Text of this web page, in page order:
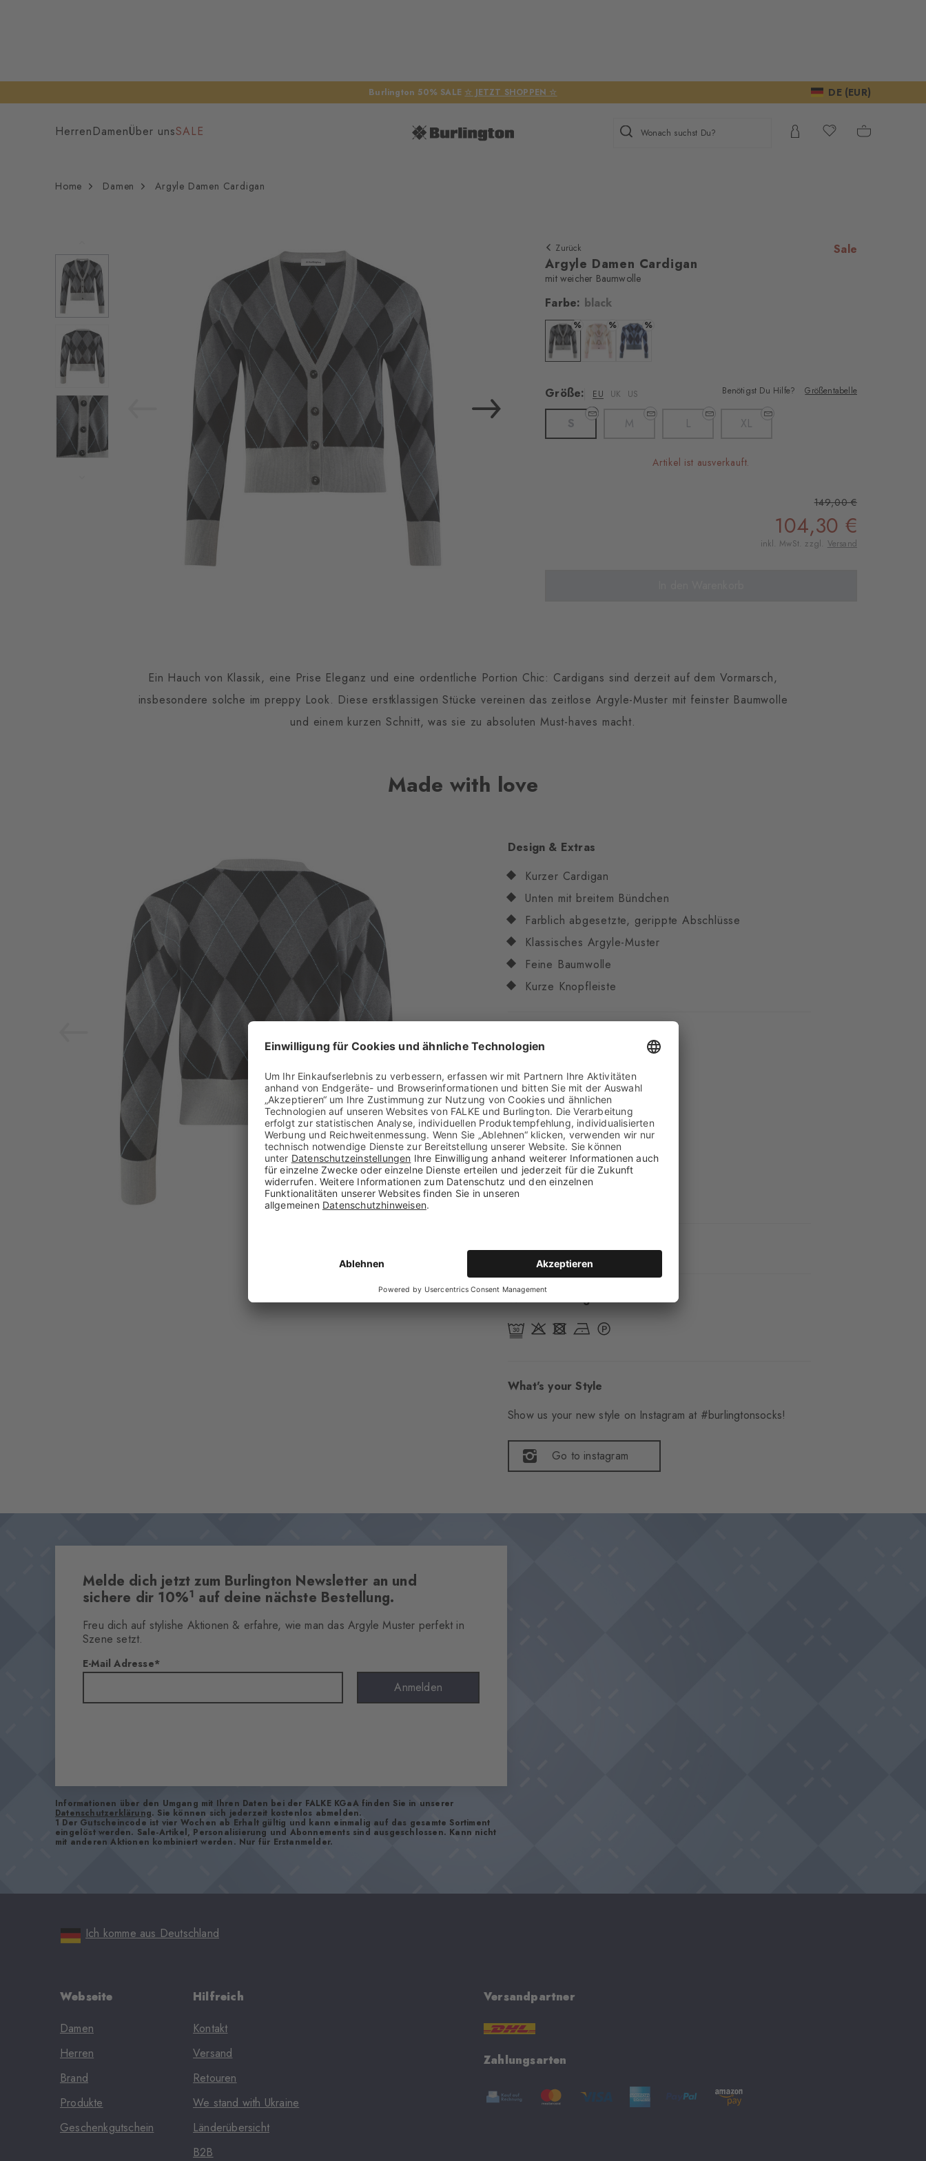
Burlington 50% SALE ☆ JETZT SHOPPEN ☆ DE (EUR)
HerrenDamenÜber unsSALE Wonach suchst Du?
Home Damen Argyle Damen Cardigan
Zurück Sale
Argyle Damen Cardigan
mit weicher Baumwolle
Farbe: black
%
Farbe: black
% %
Größe:
EU UK US Benötigst Du Hilfe? Größentabelle
S M L XL
Artikel ist ausverkauft.
149,00 €
104,30 €
inkl. MwSt. zzgl. Versand
Ein Hauch von Klassik, eine Prise Eleganz und eine ordentliche Portion Chic: Cardigans sind derzeit auf dem Vormarsch,
insbesondere solche im preppy Look. Diese erstklassigen Stücke vereinen das zeitlose Argyle-Muster mit feinster Baumwolle
und einem kurzen Schnitt, was sie zu absoluten Must-haves macht.
Made with love
Design & Extras
Kurzer Cardigan
Unten mit breitem Bündchen
Farblich abgesetzte, gerippte Abschlüsse
Klassisches Argyle-Muster
Feine Baumwolle
Kurze Knopfleiste
Muster Argyle
Transparenz Blickdicht
Material 100% Baumwolle
Optik grob
Tragegefühl angenehm weich
Stil
Artikelnummer 29201_3001
Wasch- & Pflegehinweise
What's your Style
Show us your new style on Instagram at #burlingtonsocks!
Go to instagram
Melde dich jetzt zum Burlington Newsletter an und
sichere dir 10%1 auf deine nächste Bestellung.
Freu dich auf stylishe Aktionen & erfahre, wie man das Argyle Muster perfekt in
Szene setzt.
E-Mail Adresse
Anmelden
Informationen über den Umgang mit Ihren Daten bei der FALKE KGaA finden Sie in unserer
Datenschutzerklärung. Sie können sich jederzeit kostenlos abmelden.
1 Der Gutscheincode ist vier Wochen ab Erhalt gültig und kann einmalig auf das gesamte Sortiment
eingelöst werden. Sale-Artikel, Personalisierung und Abonnements sind ausgeschlossen. Kann nicht
mit anderen Aktionen kombiniert werden. Nur für Erstanmelder.
Ich komme aus Deutschland
Webseite
Damen
Herren
Brand
Produkte
Geschenkgutschein
Hilfreich
Kontakt
Versand
Retouren
We stand with Ukraine
Länderübersicht
B2B
Versandpartner
Zahlungsarten